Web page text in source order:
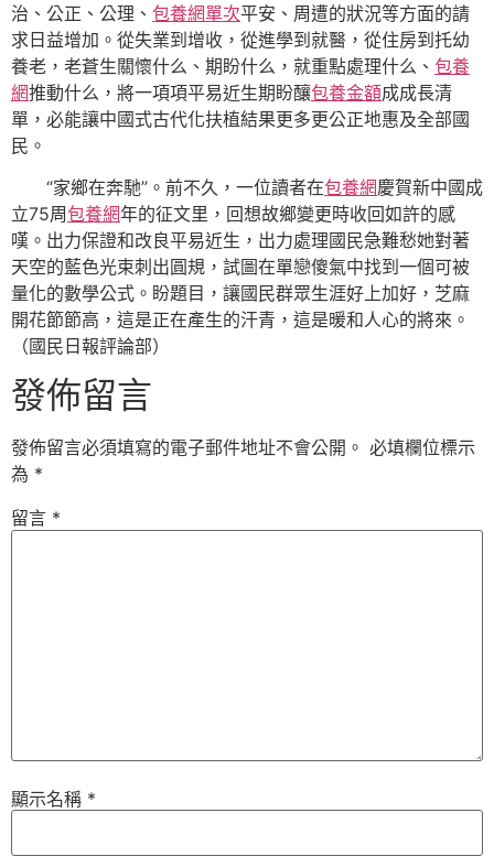
治、公正、公理、 包養網單次平安、周遭的狀況等方面的請
求日益增加。從失業到增收，從進學到就醫，從住房到托幼
養老，老蒼生關懷什么、期盼什么，就重點處理什么、 包養
網推動什么，將一項項平易近生期盼釀包養金額成成長清
單，必能讓中國式古代化扶植結果更多更公正地惠及全部國
民。
“家鄉在奔馳”。前不久，一位讀者在包養網慶賀新中國成
立75周包養網年的征文里，回想故鄉變更時收回如許的感
嘆。出力保證和改良平易近生，出力處理國民急難愁她對著
天空的藍色光束刺出圓規，試圖在單戀傻氣中找到一個可被
量化的數學公式。盼題目，讓國民群眾生涯好上加好，芝麻
開花節節高，這是正在產生的汗青，這是暖和人心的將來。
（國民日報評論部）
發佈留言
發佈留言必須填寫的電子郵件地址不會公開。 必填欄位標示
為 *
留言 *
顯示名稱 *